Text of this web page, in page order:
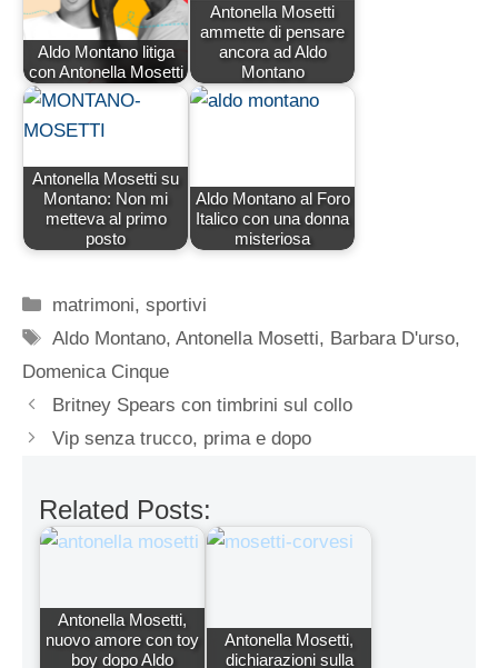
Aldo Montano litiga
con Antonella Mosetti
Antonella Mosetti
ammette di pensare
ancora ad Aldo
Montano
Antonella Mosetti su
Montano: Non mi
metteva al primo
posto
Aldo Montano al Foro
Italico con una donna
misteriosa
Categorie
matrimoni,sportivi
Tag
Aldo Montano,Antonella Mosetti, Barbara D'urso,
Domenica Cinque
Britney Spears con timbrini sul collo
Vip senza trucco, prima e dopo
Related Posts:
Antonella Mosetti,
nuovo amore con toy
boy dopo Aldo
Antonella Mosetti,
dichiarazioni sulla